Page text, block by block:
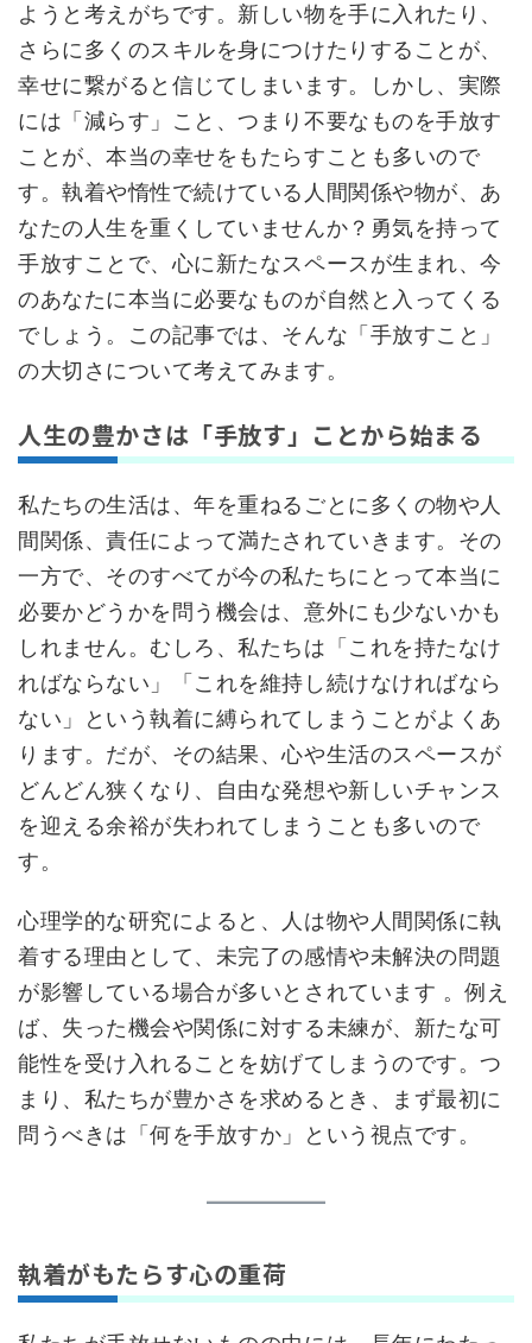
ようと考えがちです。新しい物を手に入れたり、
さらに多くのスキルを身につけたりすることが、
幸せに繋がると信じてしまいます。しかし、実際
には「減らす」こと、つまり不要なものを手放す
ことが、本当の幸せをもたらすことも多いので
す。執着や惰性で続けている人間関係や物が、あ
なたの人生を重くしていませんか？勇気を持って
手放すことで、心に新たなスペースが生まれ、今
のあなたに本当に必要なものが自然と入ってくる
でしょう。この記事では、そんな「手放すこと」
の大切さについて考えてみます。
人生の豊かさは「手放す」ことから始まる
私たちの生活は、年を重ねるごとに多くの物や人
間関係、責任によって満たされていきます。その
一方で、そのすべてが今の私たちにとって本当に
必要かどうかを問う機会は、意外にも少ないかも
しれません。むしろ、私たちは「これを持たなけ
ればならない」「これを維持し続けなければなら
ない」という執着に縛られてしまうことがよくあ
ります。だが、その結果、心や生活のスペースが
どんどん狭くなり、自由な発想や新しいチャンス
を迎える余裕が失われてしまうことも多いので
す。
心理学的な研究によると、人は物や人間関係に執
着する理由として、未完了の感情や未解決の問題
が影響している場合が多いとされています 。例え
ば、失った機会や関係に対する未練が、新たな可
能性を受け入れることを妨げてしまうのです。つ
まり、私たちが豊かさを求めるとき、まず最初に
問うべきは「何を手放すか」という視点です。
執着がもたらす心の重荷